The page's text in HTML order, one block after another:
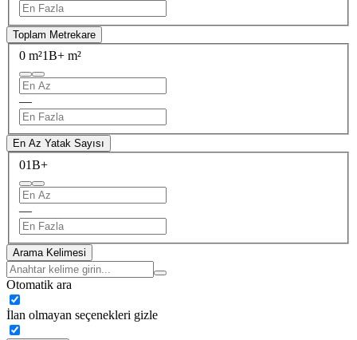
Toplam Metrekare
0 m²1B+ m²
—
En Az Yatak Sayısı
01B+
—
Arama Kelimesi
Otomatik ara
İlan olmayan seçenekleri gizle